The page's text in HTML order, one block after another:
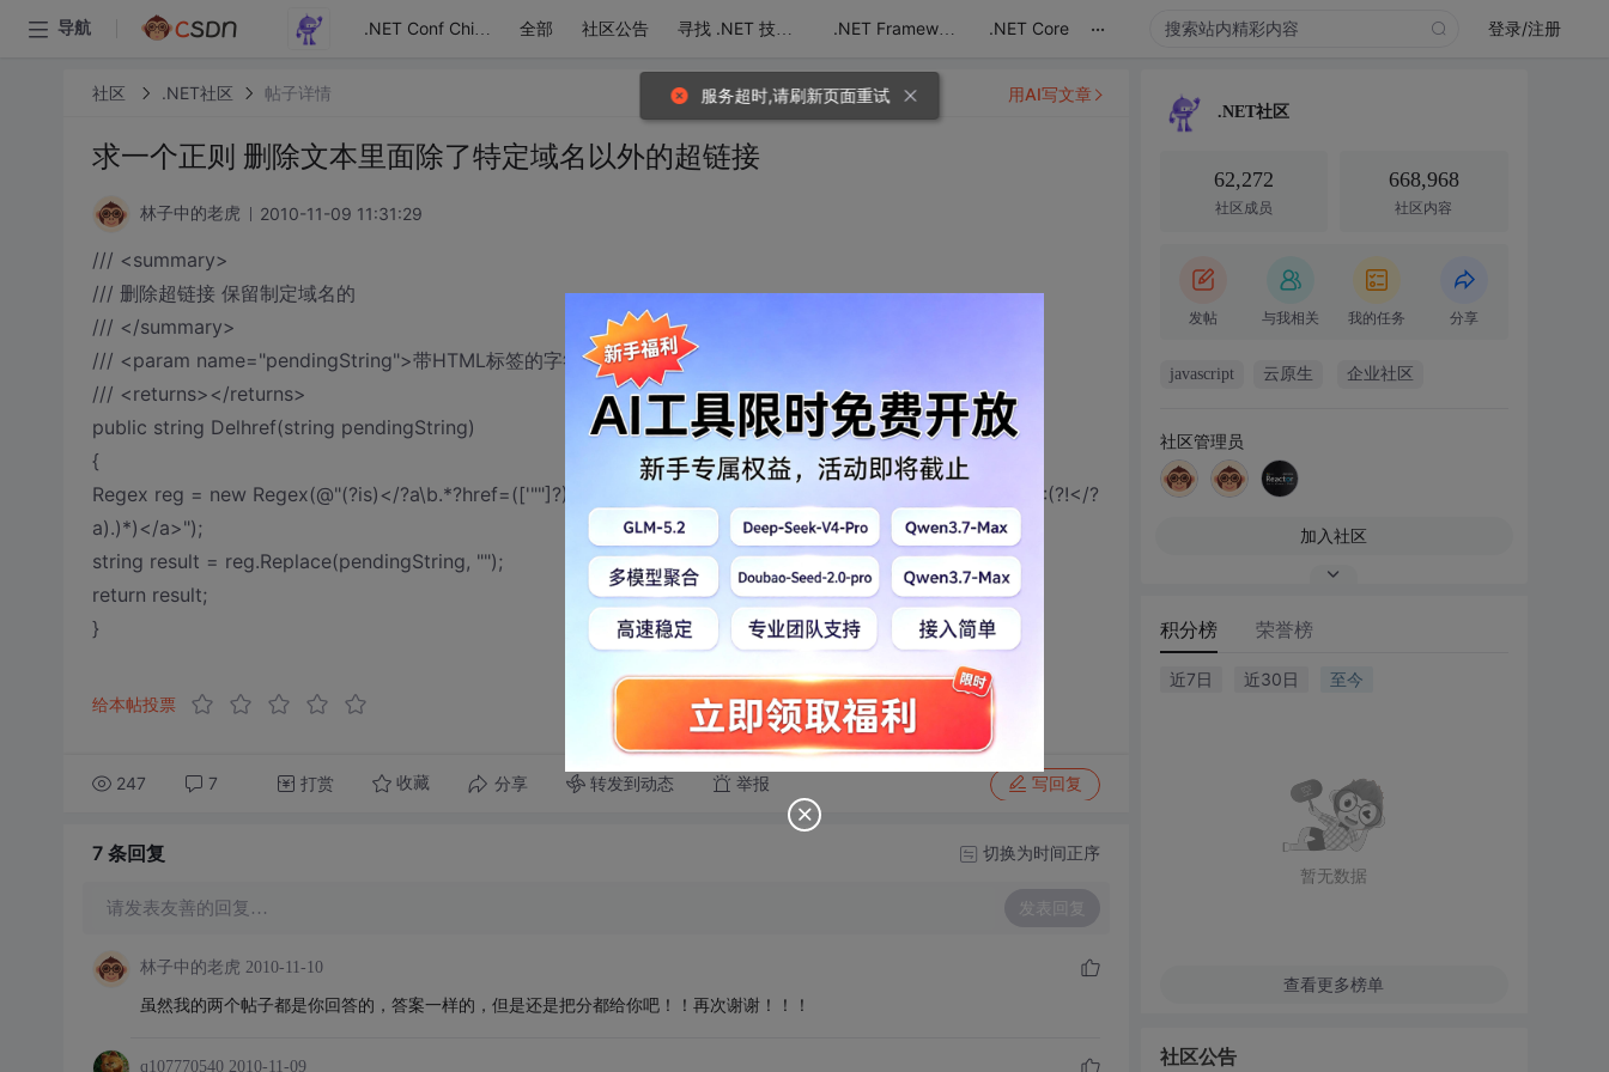
导航 .NET Conf China 全部 社区公告 寻找 .NET 技术达人 .NET Framework .NET Core ... 登录/注册
社区 .NET社区 帖子详情
求一个正则 删除文本里面除了特定域名以外的超链接
林子中的老虎 2010-11-09 11:31:29
/// <summary>
/// 删除超链接 保留制定域名的
/// </summary>
/// <param name="pendingString">带HTML标签的字符串</param>
/// <returns></returns>
public string Delhref(string pendingString)
{
Regex reg = new Regex(@"(?is)</?a\b.*?href=(['""]?)(?!(?:http://)[.]abc\.com)[^'""\s>]+\1[^>]*>(?<text>(?:(?!</?
a).)*)</a>");
string result = reg.Replace(pendingString, "");
return result;
}
给本帖投票
247 7 打赏 收藏 分享 转发到动态 举报 写回复
用AI写文章
7 条回复 切换为时间正序
请发表友善的回复… 发表回复
林子中的老虎 2010-11-10
虽然我的两个帖子都是你回答的，答案一样的，但是还是把分都给你吧！！再次谢谢！！！
q107770540 2010-11-09
.NET社区
62,272
社区成员
668,968
社区内容
发帖 与我相关 我的任务 分享
javascript 云原生 企业社区
社区管理员
加入社区
积分榜 荣誉榜
近7日 近30日 至今
暂无数据
查看更多榜单
社区公告
服务超时,请刷新页面重试